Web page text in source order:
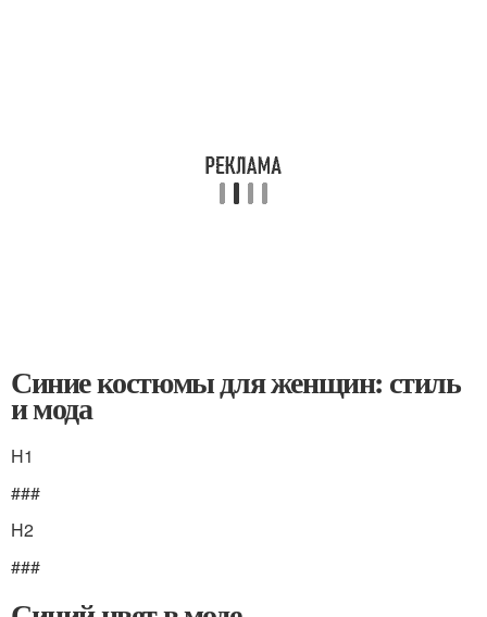
Синие костюмы для женщин: стиль
и мода
H1
###
H2
###